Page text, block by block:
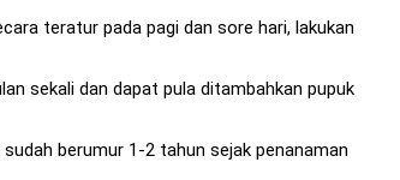
teratur pada pagi dan sore hari, lakukan
sekali dan dapat pula ditambahkan pupuk
berumur 1-2 tahun sejak penanaman